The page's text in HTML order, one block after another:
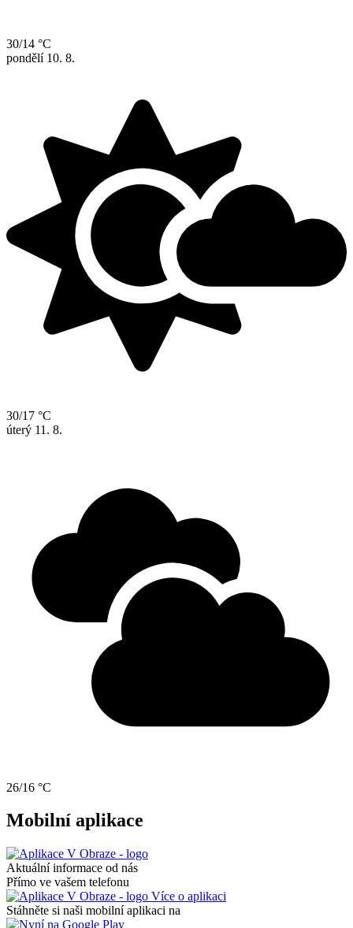
30/14 °C
pondělí 10. 8.
30/17 °C
úterý 11. 8.
26/16 °C
Mobilní aplikace
Aktuální informace od nás
Přímo ve vašem telefonu
Více o aplikaci
Stáhněte si naši mobilní aplikaci na